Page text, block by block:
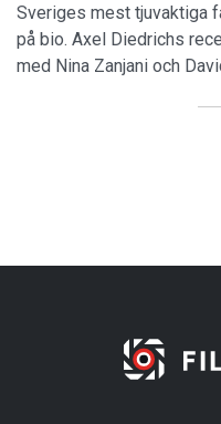
Sveriges mest tjuvaktiga
på bio. Axel Diedrichs
med Nina Zanjani och